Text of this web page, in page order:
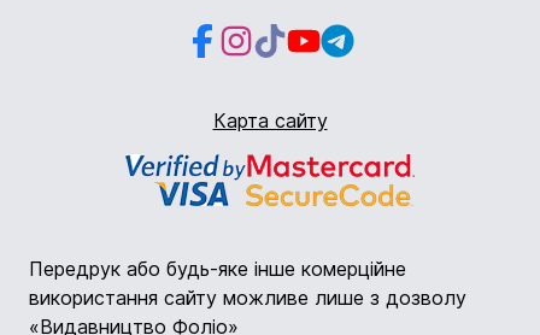
Facebook
Instagram
Instagram
YoutubeTelegram
Карта сайту
Передрук або будь-яке інше комерційне
використання сайту можливе лише з дозволу
«Видавництво Фоліо»